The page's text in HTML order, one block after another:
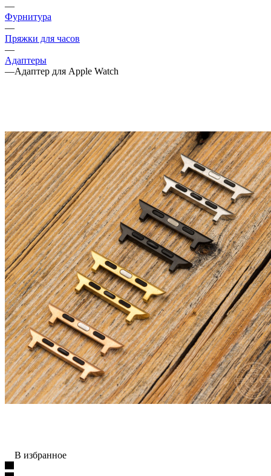
—
Фурнитура
—
Пряжки для часов
—
Адаптеры
—Адаптер для Apple Watch
В избранное